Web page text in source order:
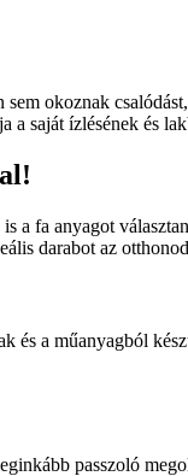
okoznak
saját ízlésének és
a fa anyagot
darabot az
a műanyagból
passzoló